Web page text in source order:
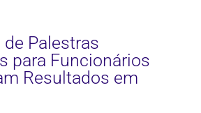
Palestras
para Funcionários
Resultados em